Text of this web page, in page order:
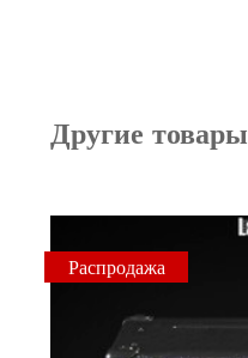
Другие товары
Распродажа